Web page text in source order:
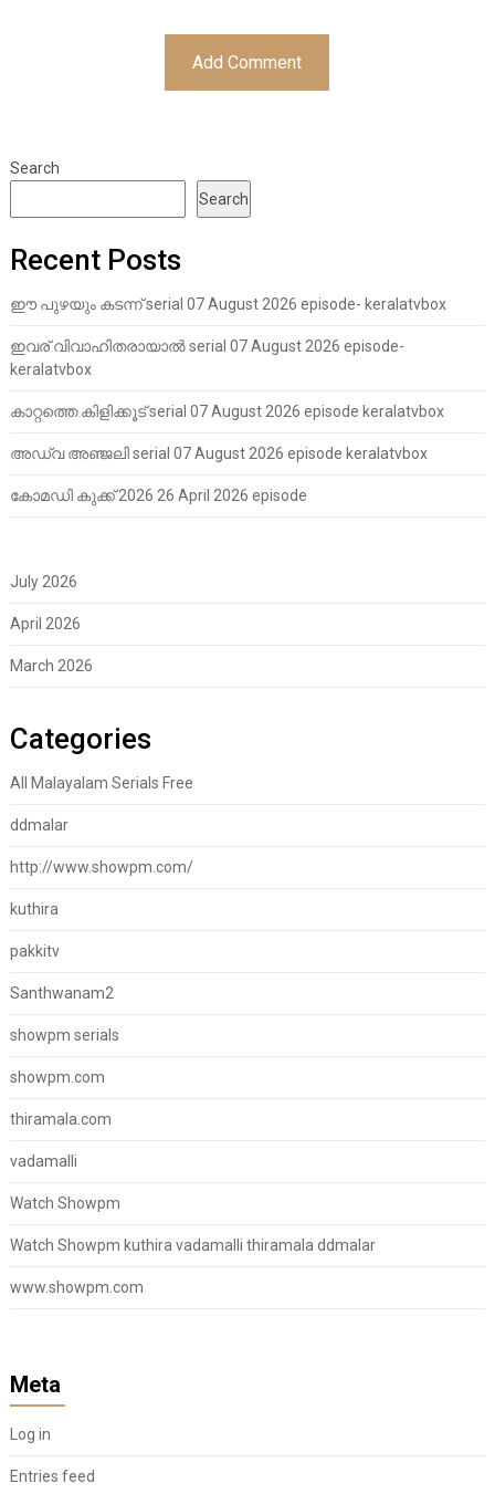
Search
Search
Recent Posts
ഈ പുഴയും കടന്ന് serial 07 August 2026 episode- keralatvbox
ഇവര് വിവാഹിതരായാൽ serial 07 August 2026 episode-
keralatvbox
കാറ്റത്തെ കിളിക്കൂട് serial 07 August 2026 episode keralatvbox
അഡ്വ അഞ്ജലി serial 07 August 2026 episode keralatvbox
കോമഡി കുക്ക് 2026 26 April 2026 episode
July 2026
April 2026
March 2026
Categories
All Malayalam Serials Free
ddmalar
http://www.showpm.com/
kuthira
pakkitv
Santhwanam2
showpm serials
showpm.com
thiramala.com
vadamalli
Watch Showpm
Watch Showpm kuthira vadamalli thiramala ddmalar
www.showpm.com
Meta
Log in
Entries feed